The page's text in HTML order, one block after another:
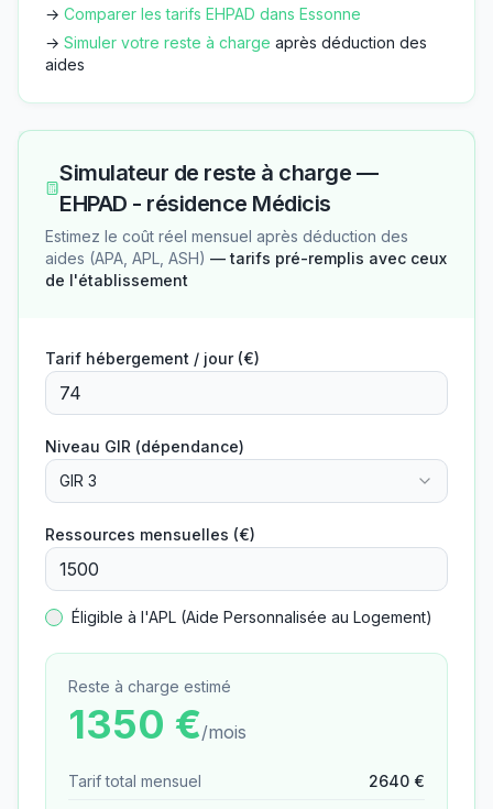
→ Comparer les tarifs EHPAD dans Essonne
→ Simuler votre reste à charge après déduction des
aides
Simulateur de reste à charge —
EHPAD - résidence Médicis
Estimez le coût réel mensuel après déduction des
aides (APA, APL, ASH) — tarifs pré-remplis avec ceux
de l'établissement
Tarif hébergement / jour (€)
Niveau GIR (dépendance)
GIR 3
Ressources mensuelles (€)
Éligible à l'APL (Aide Personnalisée au Logement)
Reste à charge estimé
1350 €/mois
Tarif total mensuel 2640 €